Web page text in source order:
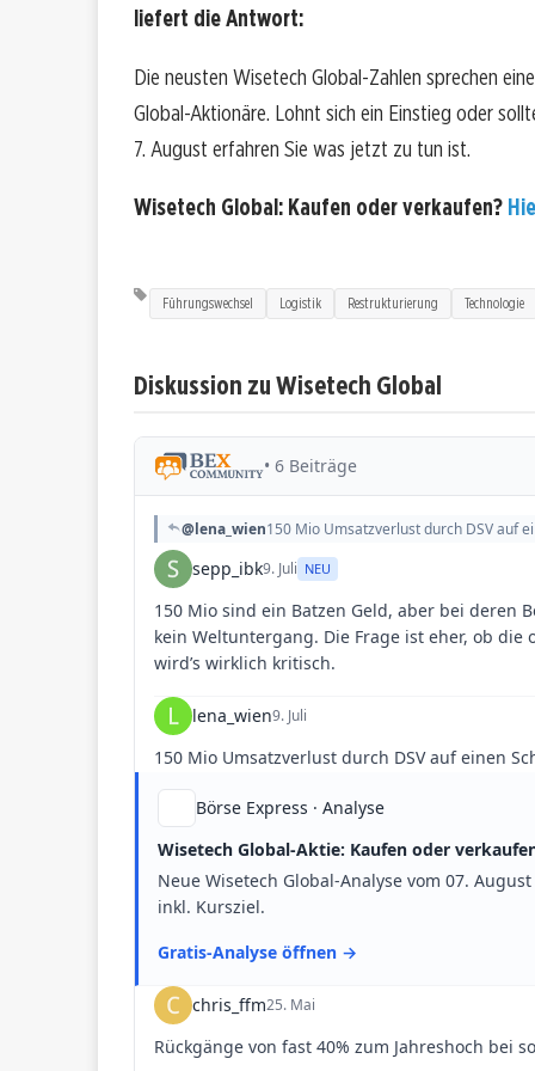
liefert die Antwort:
Die neusten Wisetech Global-Zahlen sprechen
Global-Aktionäre. Lohnt sich ein Einstieg oder
7. August erfahren Sie was jetzt zu tun ist.
Wisetech Global: Kaufen oder verkaufen?
Führungswechsel Logistik Restrukturierung Technologie
Diskussion zu Wisetech Global